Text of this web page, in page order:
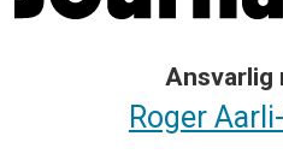
Ansvarlig
Roger